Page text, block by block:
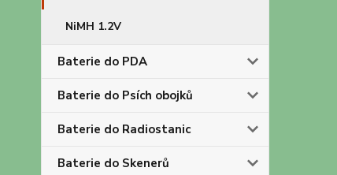
NiMH 1.2V
Baterie do PDA
Baterie do Psích obojků
Baterie do Radiostanic
Baterie do Skenerů